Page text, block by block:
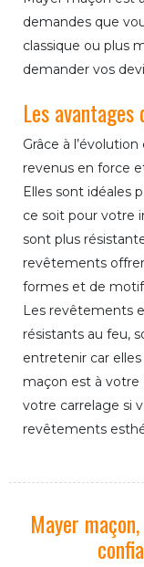
demandes que
classique ou plus
demander vos
Les
Grâce à
revenus en force
Elles sont idéales
ce soit pour votre
sont plus
revêtements
formes et de
Les revêtements
résistants au feu,
entretenir car
maçon est à votre
votre carrelage si
revêtements
Mayer